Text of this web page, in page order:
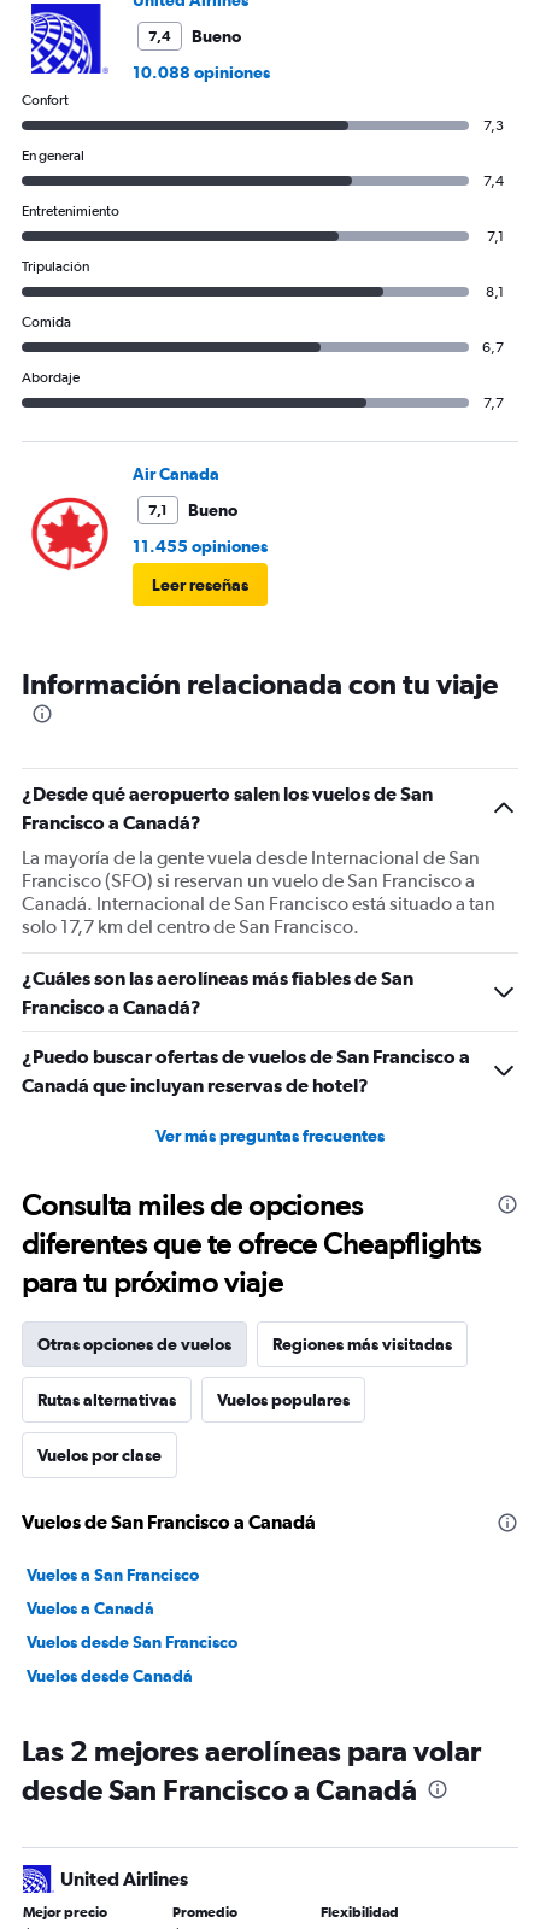
7,4
Bueno
10.088 opiniones
Confort
7,3
En general
7,4
Entretenimiento
7,1
Tripulación
8,1
Comida
6,7
Abordaje
7,7
Air Canada
7,1
Bueno
11.455 opiniones
Leer reseñas
Información relacionada con tu viaje
¿Desde qué aeropuerto salen los vuelos de San
Francisco a Canadá?
La mayoría de la gente vuela desde Internacional de San
Francisco (SFO) si reservan un vuelo de San Francisco a
Canadá. Internacional de San Francisco está situado a tan
solo 17,7 km del centro de San Francisco.
¿Cuáles son las aerolíneas más fiables de San
Francisco a Canadá?
¿Puedo buscar ofertas de vuelos de San Francisco a
Canadá que incluyan reservas de hotel?
Ver más preguntas frecuentes
Consulta miles de opciones
diferentes que te ofrece Cheapflights
para tu próximo viaje
Otras opciones de vuelos Regiones más visitadas
Rutas alternativas Vuelos populares
Vuelos por clase
Vuelos de San Francisco a Canadá
Vuelos a San Francisco
Vuelos a Canadá
Vuelos desde San Francisco
Vuelos desde Canadá
Las 2 mejores aerolíneas para volar
desde San Francisco a Canadá
United Airlines
Mejor precio Promedio Flexibilidad